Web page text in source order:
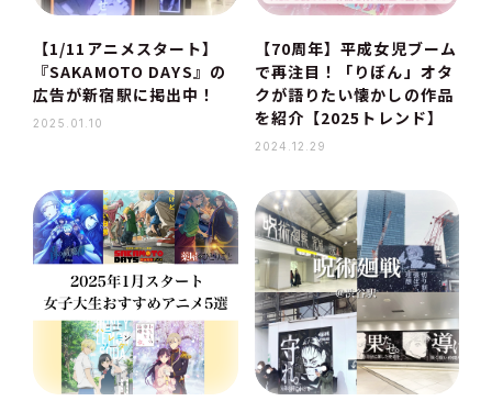
【1/11アニメスタート】
『SAKAMOTO DAYS』の
広告が新宿駅に掲出中！
2025.01.10
【70周年】平成女児ブーム
で再注目！「りぼん」オタ
クが語りたい懐かしの作品
を紹介【2025トレンド】
2024.12.29